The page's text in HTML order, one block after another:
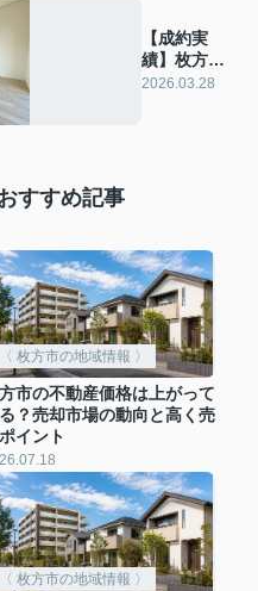
【成約実
績】枚方市
高田の新築
2026.03.28
すすめ記事
〈 枚方市の地域情報 〉
市の不動産価格は上がって
？売却市場の動向と高く売
イント
〈 枚方市の地域情報 〉